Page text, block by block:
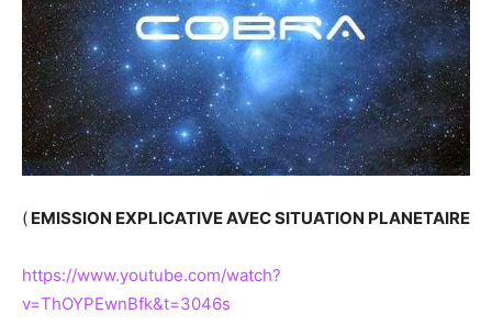
( EMISSION EXPLICATIVE AVEC SITUATION PLANETAIRE
https://www.youtube.com/watch?
v=ThOYPEwnBfk&t=3046s